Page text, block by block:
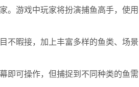
。游戏中玩家将扮演捕鱼高手，使用
不暇接，加上丰富多样的鱼类、场景
即可操作，但捕捉到不同种类的鱼需